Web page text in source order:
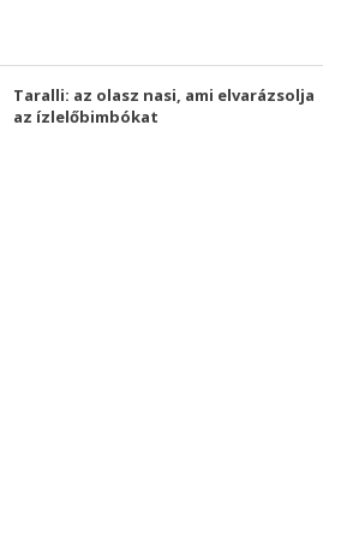
Taralli: az olasz nasi, ami elvarázsolja
az ízlelőbimbókat